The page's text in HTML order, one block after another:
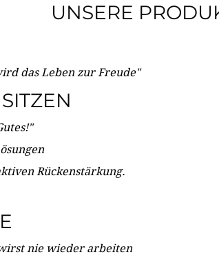
UNSERE
das Leben zur Freude"
Rückenstärkung.
nie wieder arbeiten